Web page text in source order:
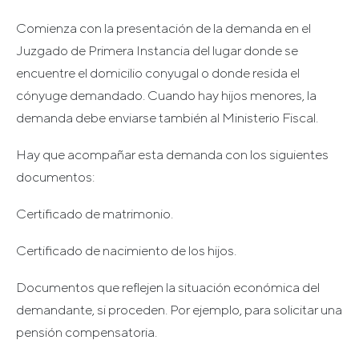
Comienza con la presentación de la demanda en el
Juzgado de Primera Instancia del lugar donde se
encuentre el domicilio conyugal o donde resida el
cónyuge demandado. Cuando hay hijos menores, la
demanda debe enviarse también al Ministerio Fiscal.
Hay que acompañar esta demanda con los siguientes
documentos:
Certificado de matrimonio.
Certificado de nacimiento de los hijos.
Documentos que reflejen la situación económica del
demandante, si proceden. Por ejemplo, para solicitar una
pensión compensatoria.